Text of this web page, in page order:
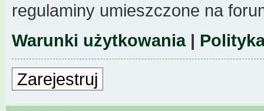
regulaminy umieszczone na
Warunki użytkowania|
Zarejestruj